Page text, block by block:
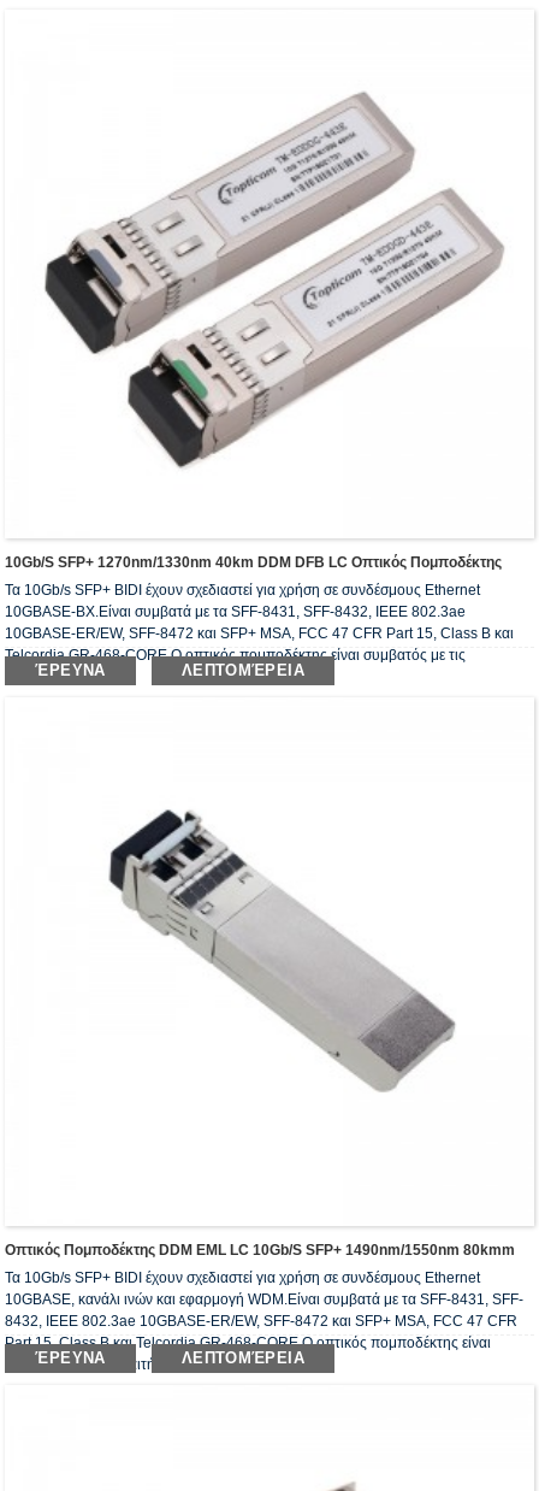
10Gb/s SFP+ 1270nm/1330nm 40km DDM DFB LC Οπτικός Πομποδέκτης
Τα 10Gb/s SFP+ BIDI έχουν σχεδιαστεί για χρήση σε συνδέσμους Ethernet
10GBASE-BX.Είναι συμβατά με τα SFF-8431, SFF-8432, IEEE 802.3ae
10GBASE-ER/EW, SFF-8472 και SFP+ MSA, FCC 47 CFR Part 15, Class B και
Telcordia GR-468-CORE.Ο οπτικός πομποδέκτης είναι συμβατός με τις
απαιτήσεις RoHS.
ΈΡΕΥΝΑ ΛΕΠΤΟΜΈΡΕΙΑ
Οπτικός Πομποδέκτης DDM EML LC 10Gb/s SFP+ 1490nm/1550nm 80kmm
Τα 10Gb/s SFP+ BIDI έχουν σχεδιαστεί για χρήση σε συνδέσμους Ethernet
10GBASE, κανάλι ινών και εφαρμογή WDM.Είναι συμβατά με τα SFF-8431, SFF-
8432, IEEE 802.3ae 10GBASE-ER/EW, SFF-8472 και SFP+ MSA, FCC 47 CFR
Part 15, Class B και Telcordia GR-468-CORE.Ο οπτικός πομποδέκτης είναι
συμβατός με τις απαιτήσεις RoHS.
ΈΡΕΥΝΑ ΛΕΠΤΟΜΈΡΕΙΑ